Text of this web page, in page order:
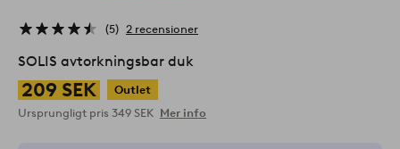
5 2 recensioner
SOLIS avtorkningsbar duk
209 SEK
Outlet
Ursprungligt pris 349 SEK Mer info